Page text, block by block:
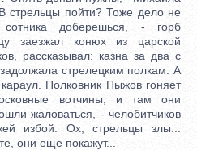
стрельцы пойти? Тоже дело не
доберешься, - горб
заезжал конюх из царской
рассказывал: казна за два с
стрелецким полкам. А
Полковник Пыжов гоняет
вотчины, и там они
жаловаться, - челобитчиков
избой. Ох, стрельцы злы...
они еще покажут...